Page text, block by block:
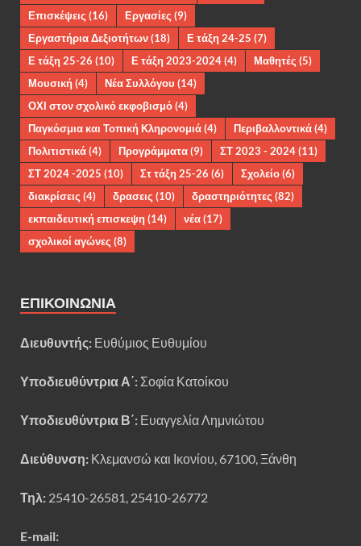
Επισκέψεις (16) Εργασίες (9)
Εργαστήρια Δεξιοτήτων(18) Ε τάξη 24-25 (7)
Ε τάξη 25-26 (10) Ε τάξη 2023-2024(4) Μαθητές (5)
Μουσική(4) Νέα Συλλόγου (14)
ΟΧΙ στον σχολικό εκφοβισμό(4)
Παγκόσμια και Τοπική Κληρονομιά(4) Περιβαλλοντικά(4)
Πολιτιστικά(4) Προγράμματα(9) ΣΤ 2023 - 2024(11)
ΣΤ 2024 -2025 (10) Στ τάξη 25-26 (6) Σχολείο(6)
διακρίσεις (4) δρασεις (10) δραστηριότητες (82)
εκπαιδευτική επισκεψη(14) νέα(17)
σχολικοί αγώνες (8)
ΕΠΙΚΟΙΝΩΝΊΑ
Διευθυντής: Ευθύμιος Ευθυμίου
Υποδιευθύντρια Α΄: Σοφία Κατοίκου
Υποδιευθύντρια Β΄: Ευαγγελία Λημνιώτου
Διεύθυνση: Κλεμανσώ και Ικονίου, 67100, Ξάνθη
Τηλ: 25410-26581, 25410-26772
E-mail: